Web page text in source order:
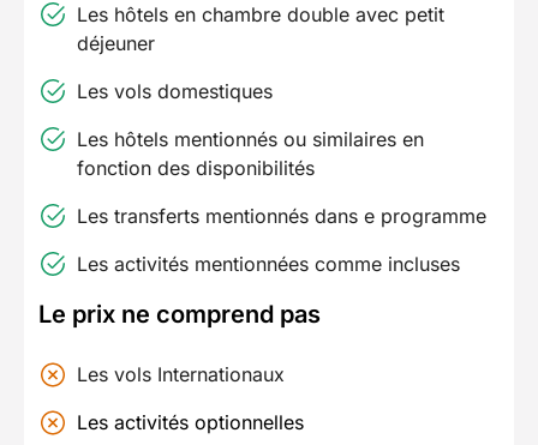
Les hôtels en chambre double avec petit
déjeuner
Les vols domestiques
Les hôtels mentionnés ou similaires en
fonction des disponibilités
Les transferts mentionnés dans e programme
Les activités mentionnées comme incluses
Le prix ne comprend pas
Les vols Internationaux
Les activités optionnelles